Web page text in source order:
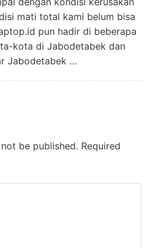
mati total kami belum bisa
pun hadir di beberapa
kota di Jabodetabek dan
Jabodetabek …
be published. Required